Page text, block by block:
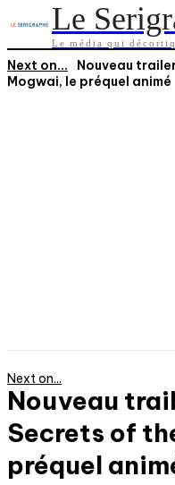
Le
Le média qui
Next on...
Nouveau
Mogwai, le préquel animé
Next on...
Nouveau
Secrets of
préquel